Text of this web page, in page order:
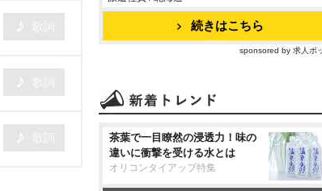
続きはこちら
sponsored by 求人ボ
茶葉で一目瞭然の浸透力！味の
違いに衝撃を受ける水とは
オリコンタイアップ特集